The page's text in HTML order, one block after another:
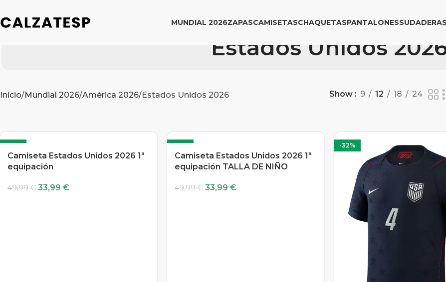
MUNDIAL 2026ZAPASCAMISETASCHAQUETASPANTALONESSUDADERAS
Estados Unidos
Inicio Mundial 2026 América 2026 Estados Unidos 2026 Show 9 12 18 24
-32%
Camiseta Estados Unidos 2026 1ª
equipación
49,99€ 33,99 €
-32%
Camiseta Estados Unidos 2026 1ª
equipación TALLA DE NIÑO
49,99€ 33,99 €
-32%